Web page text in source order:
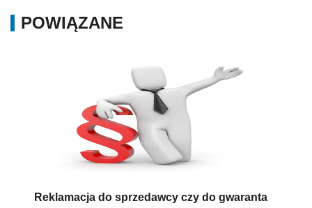
POWIĄZANE
Reklamacja do sprzedawcy czy do gwaranta